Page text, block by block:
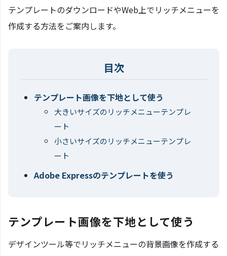
テンプレートのダウンロードやWeb上でリッチメニューを
作成する方法をご案内します。
テンプレート画像を下地として使う
大きいサイズのリッチメニューテンプレ
ート
小さいサイズのリッチメニューテンプレ
ート
Adobe Expressのテンプレートを使う
テンプレート画像を下地として使う
デザインツール等でリッチメニューの背景画像を作成する